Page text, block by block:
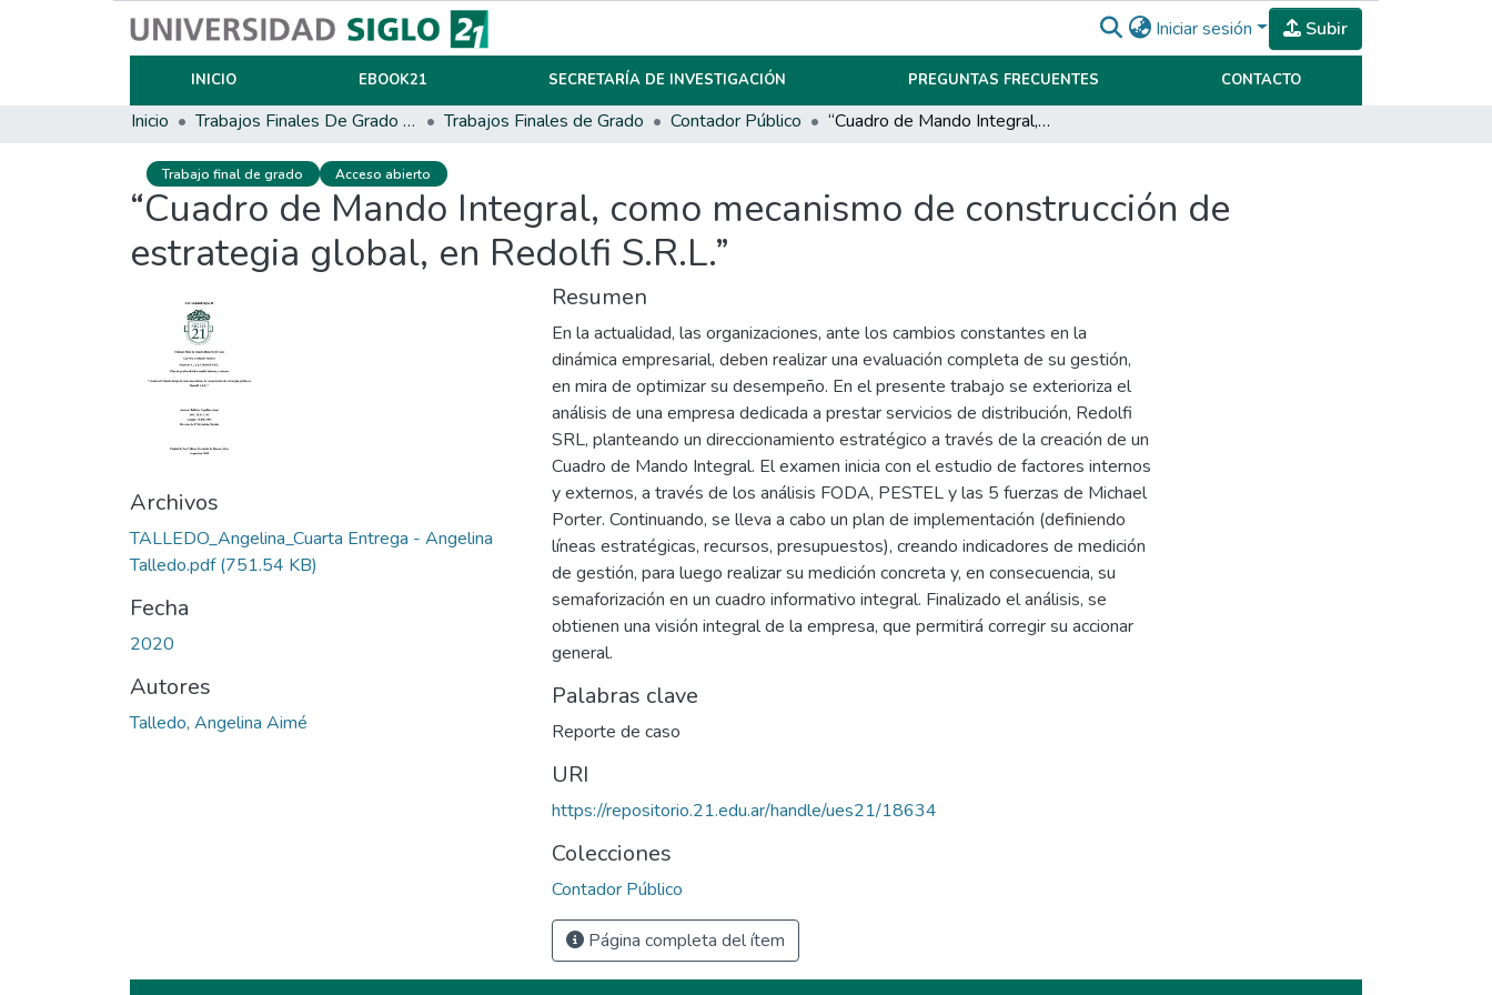
Iniciar sesión Subir
INICIO EBOOK21 SECRETARÍA DE INVESTIGACIÓN PREGUNTAS FRECUENTES CONTACTO
Inicio Trabajos Finales De Grado Y Posgrado Trabajos Finales de Grado Contador Público “Cuadro de Mando Integral, como mecanismo de construcción de estrategia global, en Redolfi S.R.L.”
Trabajo final de grado Acceso abierto
“Cuadro de Mando Integral, como mecanismo de construcción de
estrategia global, en Redolfi S.R.L.”
Archivos
TALLEDO_Angelina_Cuarta Entrega - Angelina
Talledo.pdf(751.54 KB)
Fecha
2020
Autores
Talledo, Angelina Aimé
Resumen
En la actualidad, las organizaciones, ante los cambios constantes en la
dinámica empresarial, deben realizar una evaluación completa de su gestión,
en mira de optimizar su desempeño. En el presente trabajo se exterioriza el
análisis de una empresa dedicada a prestar servicios de distribución, Redolfi
SRL, planteando un direccionamiento estratégico a través de la creación de un
Cuadro de Mando Integral. El examen inicia con el estudio de factores internos
y externos, a través de los análisis FODA, PESTEL y las 5 fuerzas de Michael
Porter. Continuando, se lleva a cabo un plan de implementación (definiendo
líneas estratégicas, recursos, presupuestos), creando indicadores de medición
de gestión, para luego realizar su medición concreta y, en consecuencia, su
semaforización en un cuadro informativo integral. Finalizado el análisis, se
obtienen una visión integral de la empresa, que permitirá corregir su accionar
general.
Palabras clave
Reporte de caso
URI
https://repositorio.21.edu.ar/handle/ues21/18634
Colecciones
Contador Público
Página completa del ítem